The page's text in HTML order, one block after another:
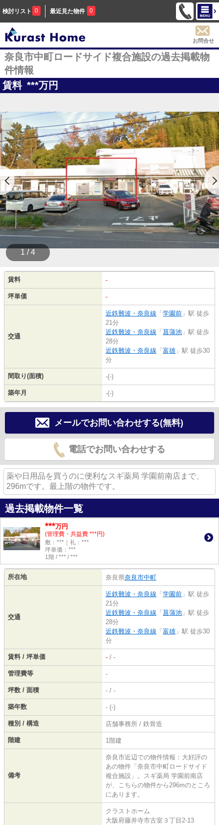
検討リスト 0 最近見た物件 0
お問合せ
奈良市中町ロードサイド複合施設の過去掲載物
件情報
賃料 ***万円
1 / 4
賃料 -
坪単価 -
交通
近鉄難波・奈良線 「 学園前 」駅 徒歩
21分
近鉄難波・奈良線 「 菖蒲池 」駅 徒歩
28分
近鉄難波・奈良線 「 富雄 」駅 徒歩30
分
間取り(面積) -(-)
築年月 -(-)
メールでお問い合わせする(無料)
電話でお問い合わせする
薬や日用品を買うのに便利なスギ薬局 学園前南店まで、
296mです。最上階の物件です。
過去掲載物件一覧
***万円
(管理費・共益費 ***円)
敷：***｜礼：***
坪単価：***
1階 / *** / ***
所在地 奈良県奈良市中町
交通
近鉄難波・奈良線 「 学園前 」駅 徒歩
21分
近鉄難波・奈良線 「 菖蒲池 」駅 徒歩
28分
近鉄難波・奈良線 「 富雄 」駅 徒歩30
分
賃料 / 坪単価 - / -
管理費等 -
坪数 / 面積 - / -
築年数 - (-)
種別 / 構造 店舗事務所 / 鉄骨造
階建 1階建
備考
奈良市近辺での物件情報：大好評の
あの物件「奈良市中町ロードサイド
複合施設」。スギ薬局 学園前南店
が、こちらの物件から296mのところ
にあります。
クラストホーム
大阪府藤井寺市古室３丁目2-13